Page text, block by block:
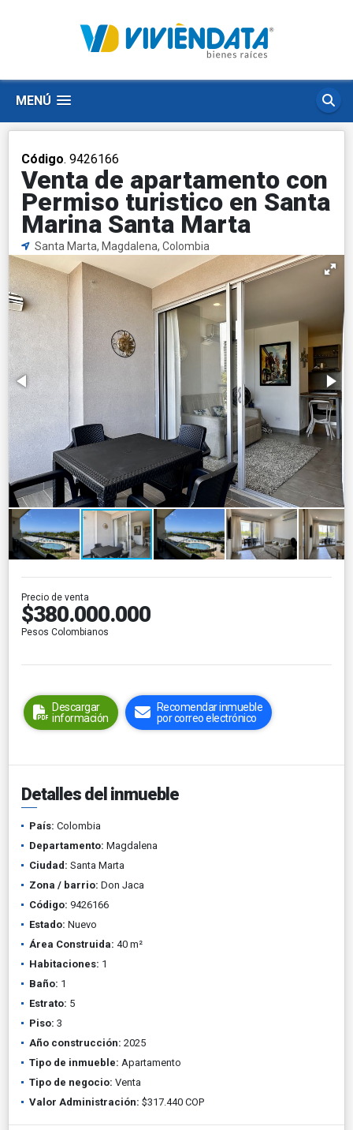
MENÚ
Código. 9426166
Venta de apartamento con
Permiso turistico en Santa
Marina Santa Marta
Santa Marta, Magdalena, Colombia
Precio de venta
$380.000.000
Pesos Colombianos
Descargar
información
Recomendar inmueble
por correo electrónico
Detalles del inmueble
País: Colombia
Departamento: Magdalena
Ciudad: Santa Marta
Zona / barrio: Don Jaca
Código: 9426166
Estado: Nuevo
Área Construida: 40 m²
Habitaciones: 1
Baño: 1
Estrato: 5
Piso: 3
Año construcción: 2025
Tipo de inmueble: Apartamento
Tipo de negocio: Venta
Valor Administración: $317.440 COP